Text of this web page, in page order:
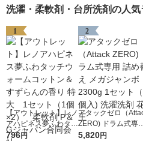
洗濯・柔軟剤・台所洗剤の人
1
【アウトレット】レノ
アハピネス夢ふわタッ
チウォームコットン＆
796円
2
アタックゼロ（
ZERO) ドラム式専
詰め替え メガジャン
5,820円